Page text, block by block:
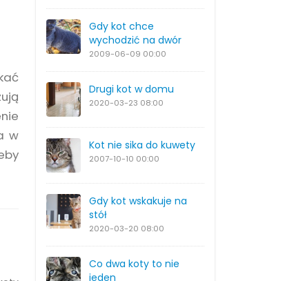
Gdy kot chce
wychodzić na dwór
2009-06-09 00:00
Drugi kot w domu
2020-03-23 08:00
Kot nie sika do kuwety
2007-10-10 00:00
Gdy kot wskakuje na
stół
2020-03-20 08:00
Co dwa koty to nie
jeden
w